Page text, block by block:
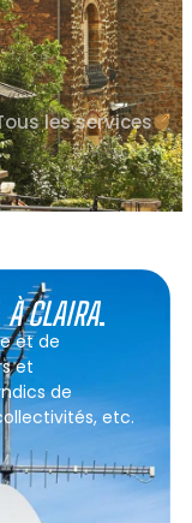
les services
À CLAIRA.
et de
et
de
etc.